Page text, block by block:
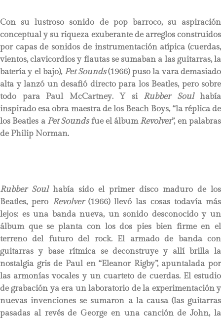
Con su lustroso sonido de pop barroco, su aspiración
conceptual y su riqueza exuberante de arreglos construidos
por capas de sonidos de instrumentación atípica (cuerdas,
vientos, clavicordios y flautas se sumaban a las guitarras, la
batería y el bajo), Pet Sounds(1966) puso la vara demasiado
alta y lanzó un desafió directo para los Beatles, pero sobre
todo para Paul McCartney. Y si Rubber Soulhabía
inspirado esa obra maestra de los Beach Boys, “la réplica de
los Beatles a Pet Soundsfue el álbum Revolver”, en palabras
de Philip Norman.
Rubber Soulhabía sido el primer disco maduro de los
Beatles, pero Revolver(1966) llevó las cosas todavía más
lejos: es una banda nueva, un sonido desconocido y un
álbum que se planta con los dos pies bien firme en el
terreno del futuro del rock. El armado de banda con
guitarras y base rítmica se deconstruye y allí brilla la
nostalgia gris de Paul en “Eleanor Rigby”, apuntalada por
las armonías vocales y un cuarteto de cuerdas. El estudio
de grabación ya era un laboratorio de la experimentación y
nuevas invenciones se sumaron a la causa (las guitarras
pasadas al revés de George en una canción de John, la